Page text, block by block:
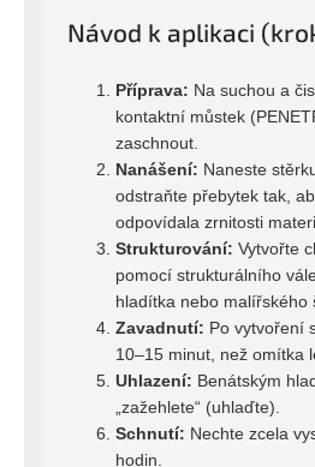
Návod k aplikaci
Příprava: Na suchou a
kontaktní můstek
zaschnout.
Nanášení: Naneste
odstraňte přebytek tak,
odpovídala zrnitosti
Strukturování: Vytvořte
pomocí strukturálního
hladítka nebo malířského
Zavadnutí: Po vytvoření
10–15 minut, než omítka
Uhlazení: Benátským
„zažehlete“ (uhlaďte).
Schnutí: Nechte zcela
hodin.